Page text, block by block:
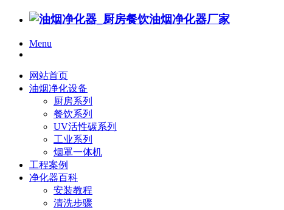
Menu
网站首页
油烟净化设备
厨房系列
餐饮系列
UV活性碳系列
工业系列
烟罩一体机
工程案例
净化器百科
安装教程
清洗步骤